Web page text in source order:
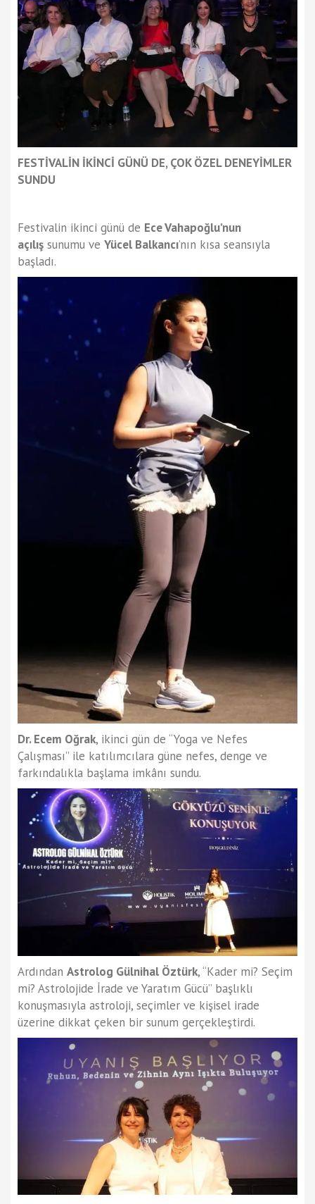
FESTİVALİN İKİNCİ GÜNÜ DE, ÇOK ÖZEL DENEYİMLER
SUNDU
Festivalin ikinci günü de Ece Vahapoğlu’nun
açılış sunumu ve Yücel Balkancı’nın kısa seansıyla
başladı.
Dr. Ecem Oğrak, ikinci gün de “Yoga ve Nefes
Çalışması” ile katılımcılara güne nefes, denge ve
farkındalıkla başlama imkânı sundu.
Ardından Astrolog Gülnihal Öztürk, “Kader mi? Seçim
mi? Astrolojide İrade ve Yaratım Gücü” başlıklı
konuşmasıyla astroloji, seçimler ve kişisel irade
üzerine dikkat çeken bir sunum gerçekleştirdi.